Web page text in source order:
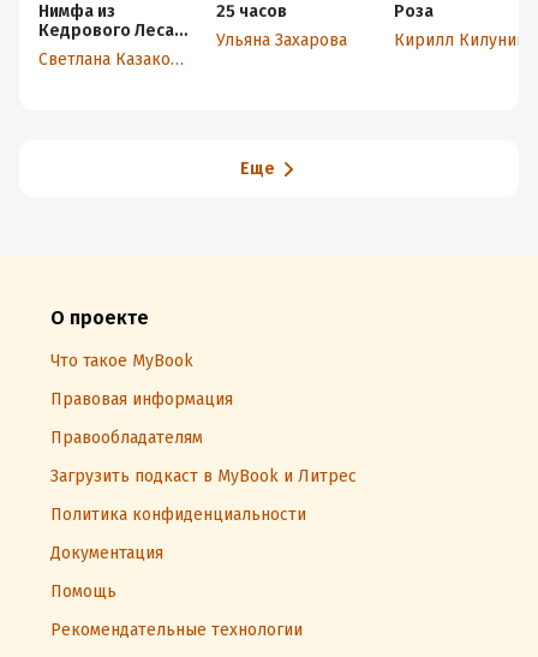
Нимфа из
Кедрового Леса.
Часть 2.
Путешествие в Светлана Казакова
25 часов
Ульяна Захарова
Роза
Кирилл Килунин
Еще
О проекте
Что такое MyBook
Правовая информация
Правообладателям
Загрузить подкаст в MyBook и Литрес
Политика конфиденциальности
Документация
Помощь
Рекомендательные технологии